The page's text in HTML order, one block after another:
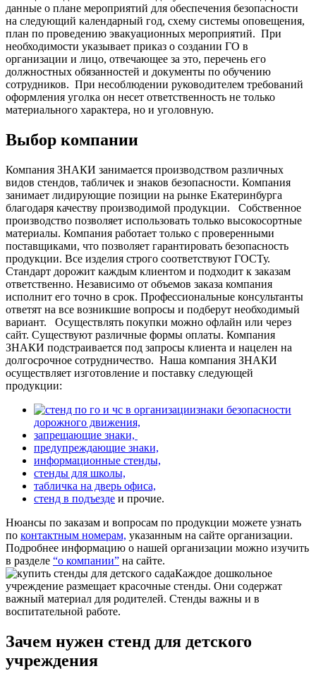
данные о плане мероприятий для обеспечения безопасности
на следующий календарный год, схему системы оповещения,
план по проведению эвакуационных мероприятий. При
необходимости указывает приказ о создании ГО в
организации и лицо, отвечающее за это, перечень его
должностных обязанностей и документы по обучению
сотрудников. При несоблюдении руководителем требований
оформления уголка он несет ответственность не только
материального характера, но и уголовную.
Выбор компании
Компания ЗНАКИ занимается производством различных
видов стендов, табличек и знаков безопасности. Компания
занимает лидирующие позиции на рынке Екатеринбурга
благодаря качеству производимой продукции.
Собственное
производство позволяет использовать только высокосортные
материалы. Компания работает только с проверенными
поставщиками, что позволяет гарантировать безопасность
продукции. Все изделия строго соответствуют ГОСТу.
Стандарт дорожит каждым клиентом и подходит к заказам
ответственно. Независимо от объемов заказа компания
исполнит его точно в срок. Профессиональные консультанты
ответят на все возникшие вопросы и подберут необходимый
вариант.
Осуществлять покупки можно офлайн или через
сайт. Существуют различные формы оплаты. Компания
ЗНАКИ подстраивается под запросы клиента и нацелен на
долгосрочное сотрудничество. Наша компания ЗНАКИ
осуществляет изготовление и поставку следующей
продукции:
знаки безопасности
дорожного движения,
запрещающие знаки,
предупреждающие знаки,
информационные стенды,
стенды для школы,
табличка на дверь офиса,
стенд в подъезде и прочие.
Нюансы по заказам и вопросам по продукции можете узнать
по контактным номерам, указанным на сайте организации.
Подробнее информацию о нашей организации можно изучить
в разделе “о компании” на сайте.
Каждое дошкольное
учреждение размещает красочные стенды. Они содержат
важный материал для родителей. Стенды важны и в
воспитательной работе.
Зачем нужен стенд для детского
учреждения